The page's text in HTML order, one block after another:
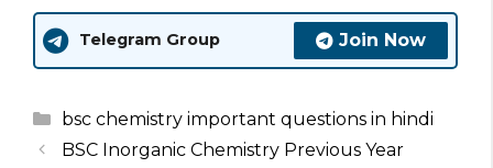
Telegram Group Join Now
Categories
bsc chemistry important questions in hindi
BSC Inorganic Chemistry Previous Year